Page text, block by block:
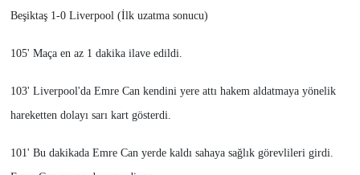
Beşiktaş 1-0 Liverpool (İlk uzatma sonucu)
105' Maça en az 1 dakika ilave edildi.
103' Liverpool'da Emre Can kendini yere attı hakem aldatmaya yönelik
hareketten dolayı sarı kart gösterdi.
101' Bu dakikada Emre Can yerde kaldı sahaya sağlık görevlileri girdi.